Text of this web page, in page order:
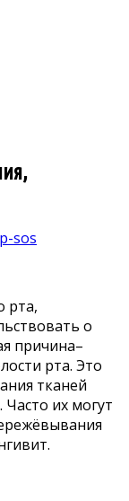
sos
рта,
о
причина–
рта. Это
тканей
их могут